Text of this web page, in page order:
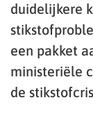
duidelijkere
een pakket
ministeriële
de